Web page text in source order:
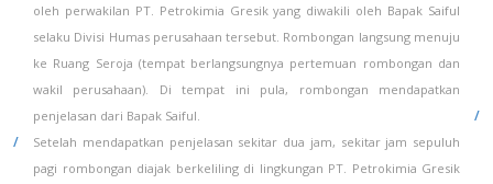
oleh perwakilan PT. Petrokimia Gresik yang diwakili oleh Bapak Saiful
selaku Divisi Humas perusahaan tersebut. Rombongan langsung menuju
ke Ruang Seroja (tempat berlangsungnya pertemuan rombongan dan
wakil perusahaan). Di tempat ini pula, rombongan mendapatkan
penjelasan dari Bapak Saiful.
Setelah mendapatkan penjelasan sekitar dua jam, sekitar jam sepuluh
pagi rombongan diajak berkeliling di lingkungan PT. Petrokimia Gresik